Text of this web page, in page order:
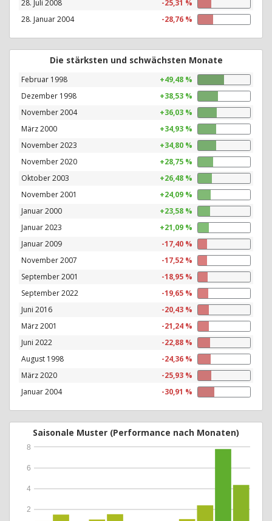
28. Juli 2008
-25,31 %
28. Januar 2004
-28,76 %
Die stärksten und schwächsten Monate
Februar 1998
+49,48 %
Dezember 1998
+38,53 %
November 2004
+36,03 %
März 2000
+34,93 %
November 2023
+34,80 %
November 2020
+28,75 %
Oktober 2003
+26,48 %
November 2001
+24,09 %
Januar 2000
+23,58 %
Januar 2023
+21,09 %
Januar 2009
-17,40 %
November 2007
-17,52 %
September 2001
-18,95 %
September 2022
-19,65 %
Juni 2016
-20,43 %
März 2001
-21,24 %
Juni 2022
-22,88 %
August 1998
-24,36 %
März 2020
-25,93 %
Januar 2004
-30,91 %
Saisonale Muster (Performance nach Monaten)
2
4
6
8